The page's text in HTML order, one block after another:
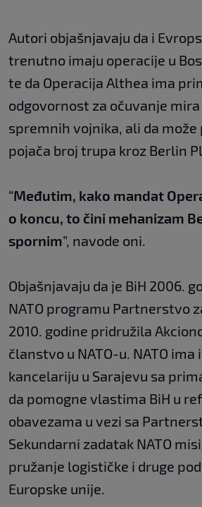
Autori objašnjavaju da i
trenutno imaju operacije u
te da Operacija Althea ima
odgovornost za očuvanje mira
spremnih vojnika, ali da može
pojača broj trupa kroz Berlin
“Međutim, kako mandat
o koncu, to čini mehanizam
spornim”, navode oni.
Objašnjavaju da je BiH 2006.
NATO programu Partnerstvo
2010. godine pridružila
članstvo u NATO-u. NATO ima
kancelariju u Sarajevu sa
da pomogne vlastima BiH u
obavezama u vezi sa
Sekundarni zadatak NATO
pružanje logističke i druge
Europske unije.